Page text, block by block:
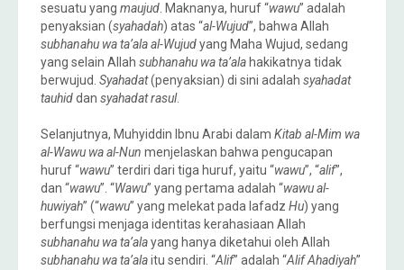
sesuatu yang maujud. Maknanya, huruf “wawu” adalah
penyaksian (syahadah) atas “al-Wujud”, bahwa Allah
subhanahu wa ta’alaal-Wujudyang Maha Wujud, sedang
yang selain Allah subhanahu wa ta’ala hakikatnya tidak
berwujud. Syahadat(penyaksian) di sini adalah syahadat
tauhiddan syahadat rasul.
Selanjutnya, Muhyiddin Ibnu Arabi dalam Kitab al-Mim wa
al-Wawu wa al-Nun menjelaskan bahwa pengucapan
huruf “wawu” terdiri dari tiga huruf, yaitu “wawu”, “alif”,
dan “wawu”. “Wawu” yang pertama adalah “wawu al-
huwiyah” (“wawu” yang melekat pada lafadz Hu) yang
berfungsi menjaga identitas kerahasiaan Allah
subhanahu wa ta’alayang hanya diketahui oleh Allah
subhanahu wa ta’alaitu sendiri. “Alif” adalah “Alif Ahadiyah”